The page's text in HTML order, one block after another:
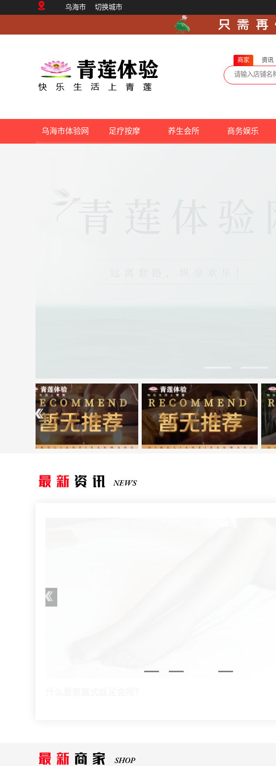
乌海市 切换城市
商家 资讯
乌海市体验网 足疗按摩 养生会所 商务娱乐